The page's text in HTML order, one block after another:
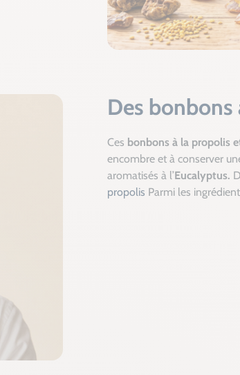
Des
Ces bonbons à la propolis
encombre et à conserver
aromatisés à l’Eucalyptus.
propolis Parmi les